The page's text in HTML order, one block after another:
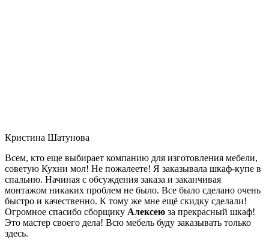
Кристина Шатунова
Всем, кто еще выбирает компанию для изготовления мебели,
советую Кухни мол! Не пожалеете! Я заказывала шкаф-купе в
спальню. Начиная с обсуждения заказа и заканчивая
монтажом никаких проблем не было. Все было сделано очень
быстро и качественно. К тому же мне ещё скидку сделали!
Огромное спасибо сборщику Алексею за прекрасный шкаф!
Это мастер своего дела! Всю мебель буду заказывать только
здесь.